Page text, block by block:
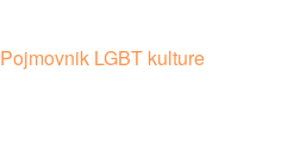
Pojmovnik LGBT kulture